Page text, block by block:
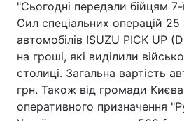
"Сьогодні передали бійцям
Сил спеціальних операцій
автомобілів ISUZU PICK UP
на гроші, які виділили
столиці. Загальна вартість
грн. Також від громади
оперативного призначення